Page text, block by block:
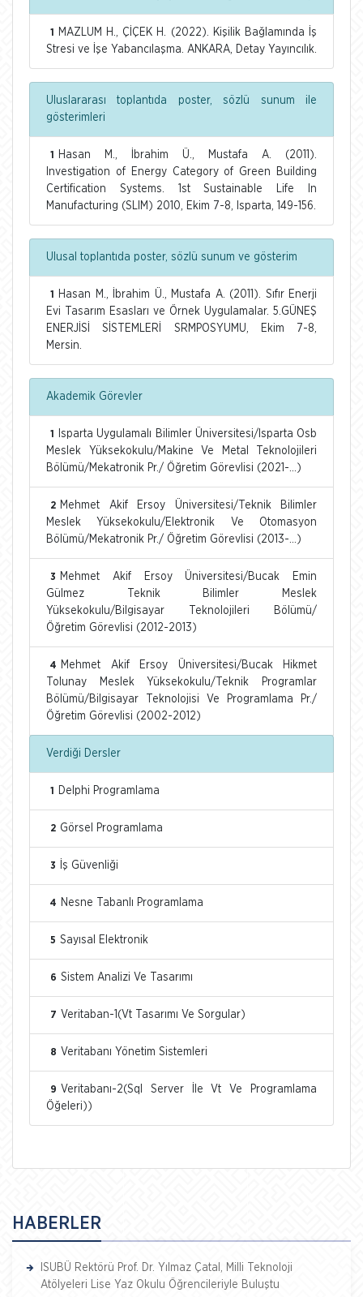
1
MAZLUM H., ÇİÇEK H. (2022). Kişilik Bağlamında İş
Stresi ve İşe Yabancılaşma. ANKARA, Detay Yayıncılık.
Uluslararası toplantıda poster, sözlü sunum ile
gösterimleri
1
Hasan M., İbrahim Ü., Mustafa A. (2011).
Investigation of Energy Category of Green Building
Certification Systems. 1st Sustainable Life In
Manufacturing (SLIM) 2010, Ekim 7-8, Isparta, 149-156.
Ulusal toplantıda poster, sözlü sunum ve gösterim
1
Hasan M., İbrahim Ü., Mustafa A. (2011). Sıfır Enerji
Evi Tasarım Esasları ve Örnek Uygulamalar. 5.GÜNEŞ
ENERJİSİ SİSTEMLERİ SRMPOSYUMU, Ekim 7-8,
Mersin.
Akademik Görevler
1
Isparta Uygulamalı Bilimler Üniversitesi/Isparta Osb
Meslek Yüksekokulu/Makine Ve Metal Teknolojileri
Bölümü/Mekatronik Pr./ Öğretim Görevlisi (2021-...)
2 Mehmet Akif Ersoy Üniversitesi/Teknik Bilimler
Meslek Yüksekokulu/Elektronik Ve Otomasyon
Bölümü/Mekatronik Pr./ Öğretim Görevlisi (2013-...)
3
Mehmet Akif Ersoy Üniversitesi/Bucak Emin
Gülmez Teknik Bilimler Meslek
Yüksekokulu/Bilgisayar Teknolojileri Bölümü/
Öğretim Görevlisi (2012-2013)
4
Mehmet Akif Ersoy Üniversitesi/Bucak Hikmet
Tolunay Meslek Yüksekokulu/Teknik Programlar
Bölümü/Bilgisayar Teknolojisi Ve Programlama Pr./
Öğretim Görevlisi (2002-2012)
Verdiği Dersler
1 Delphi Programlama
2 Görsel Programlama
3 İş Güvenliği
4 Nesne Tabanlı Programlama
5 Sayısal Elektronik
6 Sistem Analizi Ve Tasarımı
7 Veritaban-1(Vt Tasarımı Ve Sorgular)
8 Veritabanı Yönetim Sistemleri
9 Veritabanı-2(Sql Server İle Vt Ve Programlama
Öğeleri))
HABERLER
ISUBÜ Rektörü Prof. Dr. Yılmaz Çatal, Milli Teknoloji
Atölyeleri Lise Yaz Okulu Öğrencileriyle Buluştu